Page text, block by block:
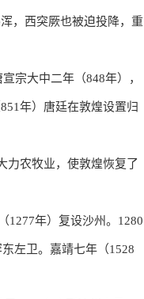
，西突厥也被迫投降，重
宗大中二年（848年），
年）唐廷在敦煌设置归
力农牧业，使敦煌恢复了
1277年）复设沙州。1280
左卫。嘉靖七年（1528